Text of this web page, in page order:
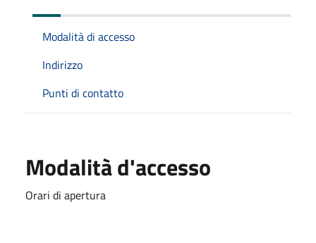
Modalità di accesso
Indirizzo
Punti di contatto
Modalità d'accesso
Orari di apertura